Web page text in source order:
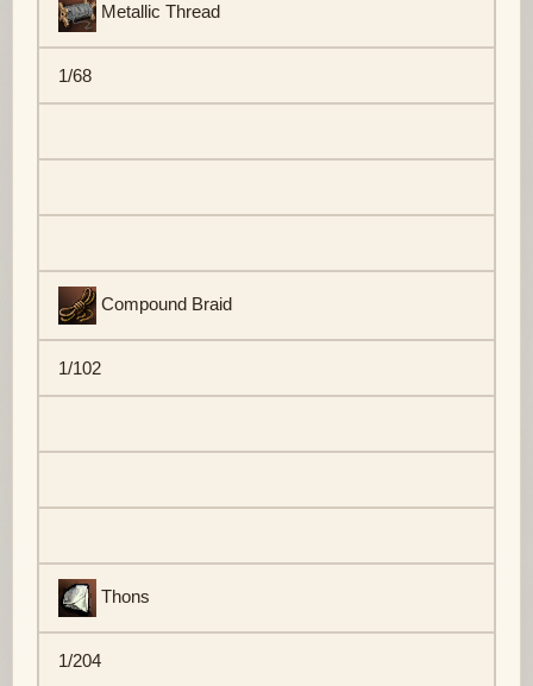
Metallic Thread
1/68
Compound Braid
1/102
Thons
1/204